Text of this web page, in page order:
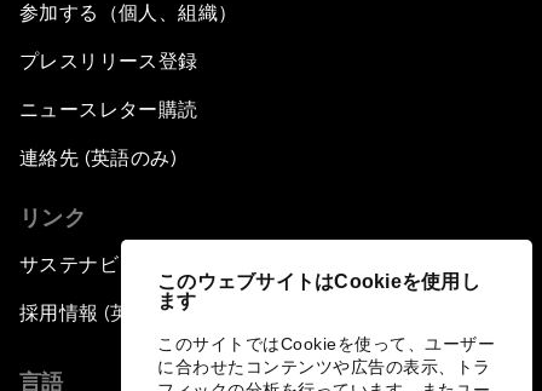
このウェブサイトはCookieを使用し
ます
このサイトではCookieを使って、ユーザー
に合わせたコンテンツや広告の表示、トラ
参加する（個人、組織）
プレスリリース登録
ニュースレター購読
連絡先 (英語のみ)
リンク
サステナビリティへの取り組み
採用情報 (英語のみ)
言語